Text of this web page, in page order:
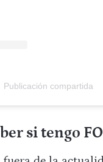
Publicación compartida
si tengo